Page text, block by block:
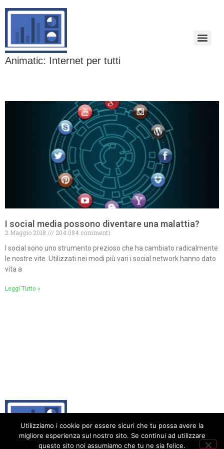
Animatic: Internet per tutti
I social media possono diventare una malattia?
2 Maggio 2018
204.084 commenti
I social sono uno strumento prezioso che ha cambiato radicalmente
le nostre vite. Utilizzati nei modi più vari i social network hanno dato
vita a
Leggi Tutto »
Utilizziamo i cookie per essere sicuri che tu possa avere la
migliore esperienza sul nostro sito. Se continui ad utilizzare
questo sito noi assumiamo che tu ne sia felice.